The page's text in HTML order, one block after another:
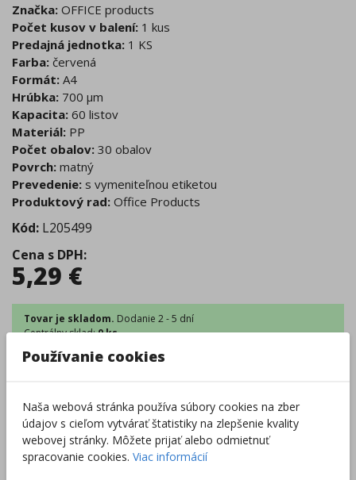
Značka: OFFICE products
Počet kusov v balení: 1 kus
Predajná jednotka: 1 KS
Farba: červená
Formát: A4
Hrúbka: 700 μm
Kapacita: 60 listov
Materiál: PP
Počet obalov: 30 obalov
Povrch: matný
Prevedenie: s vymeniteľnou etiketou
Produktový rad: Office Products
Kód: L205499
Cena s DPH:
5,29 €
Tovar je skladom. Dodanie 2 - 5 dní
Centrálny sklad:0 ks
Zobraziť dostupnosť v predajniach
– +
Používanie cookies
Naša webová stránka používa súbory cookies na zber
údajov s cieľom vytvárať štatistiky na zlepšenie kvality
webovej stránky. Môžete prijať alebo odmietnuť
spracovanie cookies. Viac informácií